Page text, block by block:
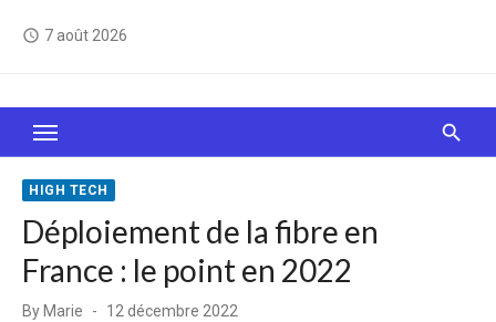
access_time 7 août 2026
Le Web, c'est comme une boîte de chocolats… On
sait jamais sur quoi on va tomber !
HIGH TECH
Déploiement de la fibre en
France : le point en 2022
By Marie
Posted
12 décembre 2022